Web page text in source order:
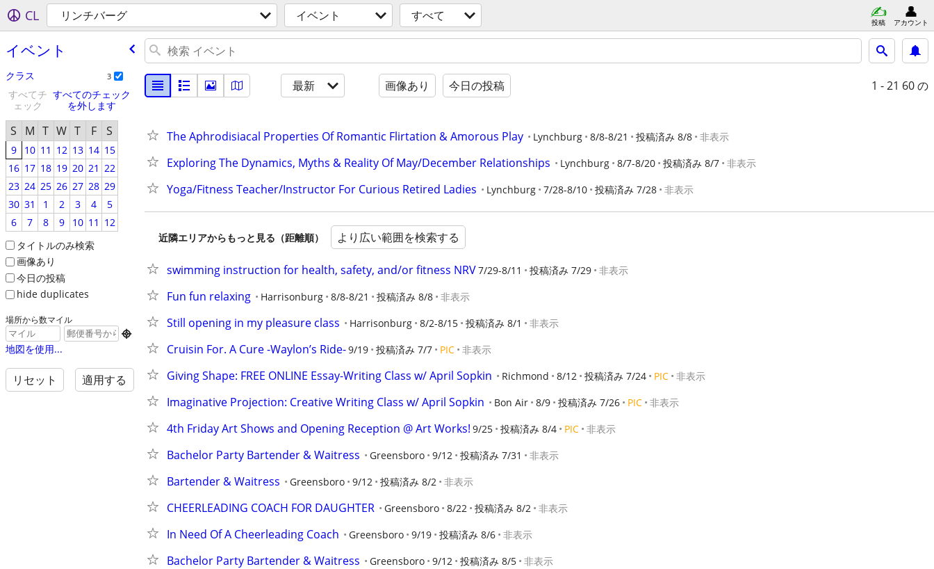
CL リンチバーグ イベント すべて 投稿 アカウント
イベント
クラス 3
すべてチ
ェック
すべてのチェック
を外します
S M T W T F S
9 10 11 12 13 14 15
16 17 18 19 20 21 22
23 24 25 26 27 28 29
30 31 1 2 3 4
5
6
7 8 9 10 11 12
タイトルのみ検索
画像あり
今日の投稿
hide duplicates
場所から数マイル

地図を使用...
リセット 適用する
最新 画像あり 今日の投稿 1 - 21 60 の
The Aphrodisiacal Properties Of Romantic Flirtation & Amorous Play Lynchburg 8/8-8/21 投稿済み 8/8 非表示
Exploring The Dynamics, Myths & Reality Of May/December Relationships Lynchburg 8/7-8/20 投稿済み 8/7 非表示
Yoga/Fitness Teacher/Instructor For Curious Retired Ladies Lynchburg 7/28-8/10 投稿済み 7/28 非表示
近隣エリアからもっと見る（距離順） より広い範囲を検索する
swimming instruction for health, safety, and/or fitness NRV7/29-8/11 投稿済み 7/29 非表示
Fun fun relaxing Harrisonburg 8/8-8/21 投稿済み 8/8 非表示
Still opening in my pleasure class Harrisonburg 8/2-8/15 投稿済み 8/1 非表示
Cruisin For. A Cure -Waylon’s Ride-9/19 投稿済み 7/7 PIC 非表示
Giving Shape: FREE ONLINE Essay-Writing Class w/ April Sopkin Richmond 8/12 投稿済み 7/24 PIC 非表示
Imaginative Projection: Creative Writing Class w/ April Sopkin Bon Air 8/9 投稿済み 7/26 PIC 非表示
4th Friday Art Shows and Opening Reception @ Art Works! 9/25 投稿済み 8/4 PIC 非表示
Bachelor Party Bartender & Waitress Greensboro 9/12 投稿済み 7/31 非表示
Bartender & Waitress Greensboro 9/12 投稿済み 8/2 非表示
CHEERLEADING COACH FOR DAUGHTER Greensboro 8/22 投稿済み 8/2 非表示
In Need Of A Cheerleading Coach Greensboro 9/19 投稿済み 8/6 非表示
Bachelor Party Bartender & Waitress Greensboro 9/12 投稿済み 8/5 非表示